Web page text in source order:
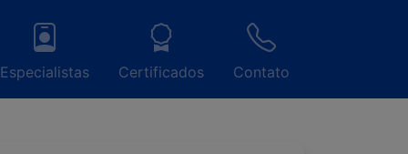
Especialistas Certificados Contato